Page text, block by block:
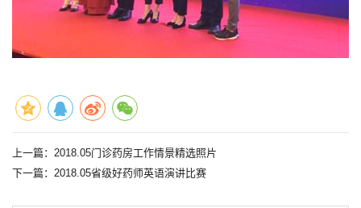
上一篇： 2018.05门诊药房工作情景精选照片
下一篇： 2018.05省级好药师英语演讲比赛